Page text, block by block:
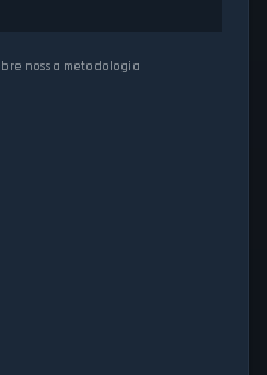
nossa metodologia